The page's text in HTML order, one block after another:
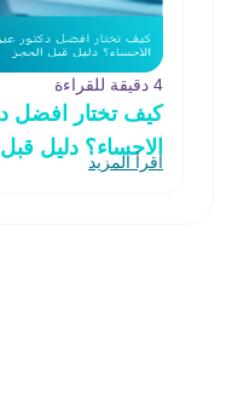
4 دقيقة للقراءة
كيف تختار افضل
الاحساء؟ دليل
اقرأ المزيد